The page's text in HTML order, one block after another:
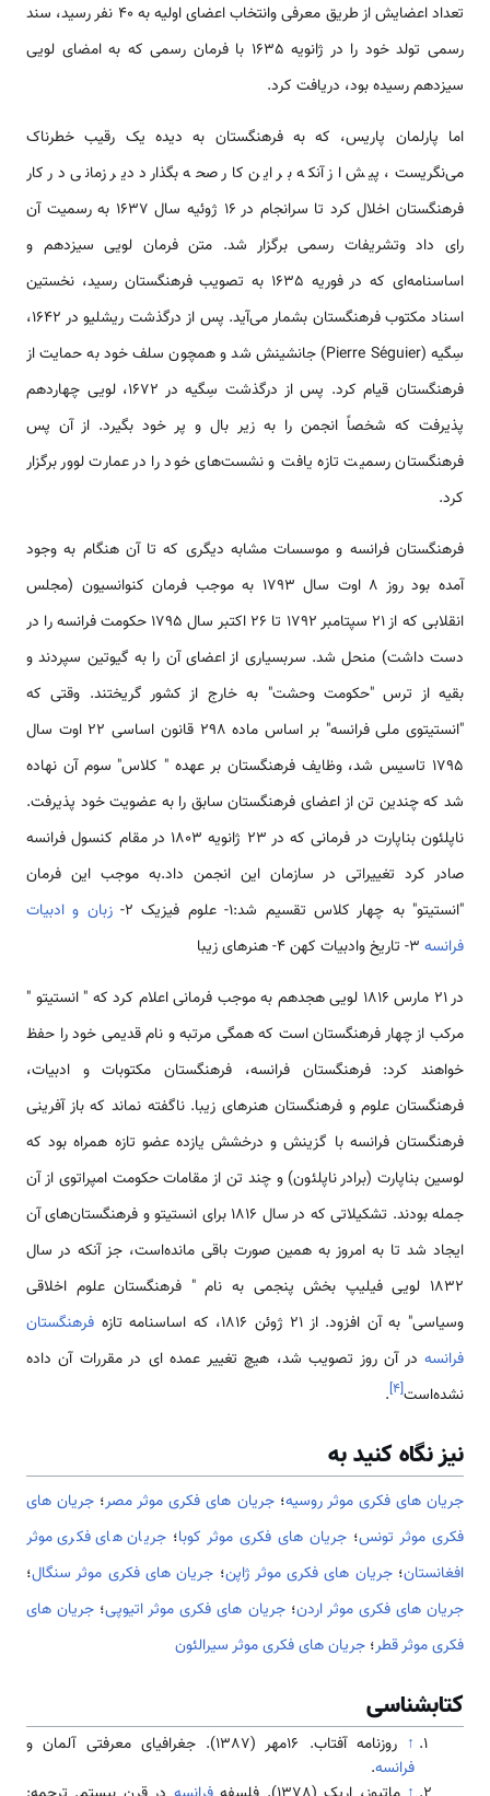
تعداد اعضایش از طریق معرفی وانتخاب اعضای اولیه به 40 نفر رسید، سند
رسمی تولد خود را در ژانویه 1635 با فرمان رسمی که به امضای لویی
سیزدهم رسیده بود، دریافت کرد.
اما پارلمان پاریس، که به فرهنگستان به دیده یک رقیب خطرناک
می‌نگریست، پیش از آنکه بر این کار صحه بگذارد دیر زمانی در کار
فرهنگستان اخلال کرد تا سرانجام در 16 ژوئیه سال 1637 به رسمیت آن
رای داد وتشریفات رسمی برگزار شد. متن فرمان لویی سیزدهم و
اساسنامه‌ای که در فوریه 1635 به تصویب فرهنگستان رسید، نخستین
اسناد مکتوب فرهنگستان بشمار می‌آید. پس از درگذشت ریشلیو در 1642،
سِگیه (Pierre Séguier) جانشینش شد و همچون سلف خود به حمایت از
فرهنگستان قیام کرد. پس از درگذشت سِگیه در 1672، لویی چهاردهم
پذیرفت که شخصاً انجمن را به زیر بال و پر خود بگیرد. از آن پس
فرهنگستان رسمیت تازه یافت و نشست‌های خود را در عمارت لوور برگزار
کرد.
فرهنگستان فرانسه و موسسات مشابه دیگری که تا آن هنگام به وجود
آمده بود روز 8 اوت سال 1793 به موجب فرمان کنوانسیون (مجلس
انقلابی که از 21 سپتامبر 1792 تا 26 اکتبر سال 1795 حکومت فرانسه را در
دست داشت) منحل شد. سربسیاری از اعضای آن را به گیوتین سپردند و
بقیه از ترس "حکومت وحشت" به خارج از کشور گریختند. وقتی که
"انستیتوی ملی فرانسه" بر اساس ماده 298 قانون اساسی 22 اوت سال
1795 تاسیس شد، وظایف فرهنگستان بر عهده " کلاس" سوم آن نهاده
شد که چندین تن از اعضای فرهنگستان سابق را به عضویت خود پذیرفت.
ناپلئون بناپارت در فرمانی که در 23 ژانویه 1803 در مقام کنسول فرانسه
صادر کرد تغییراتی در سازمان این انجمن داد.به موجب این فرمان
"انستیتو" به چهار کلاس تقسیم شد:1- علوم فیزیک 2-
زبان و ادبیات
فرانسه
در 21 مارس 1816 لویی هجدهم به موجب فرمانی اعلام کرد که " انستیتو "
مرکب از چهار فرهنگستان است که همگی مرتبه و نام قدیمی خود را حفظ
خواهند کرد: فرهنگستان فرانسه، فرهنگستان مکتوبات و ادبیات،
فرهنگستان علوم و فرهنگستان هنرهای زیبا. ناگفته نماند که باز آفرینی
فرهنگستان فرانسه با گزینش و درخشش یازده عضو تازه همراه بود که
لوسین بناپارت (برادر ناپلئون) و چند تن از مقامات حکومت امپراتوی از آن
جمله بودند. تشکیلاتی که در سال 1816 برای انستیتو و فرهنگستان‌های آن
ایجاد شد تا به امروز به همین صورت باقی مانده‌است، جز آنکه در سال
1832 لویی فیلیپ بخش پنجمی به نام " فرهنگستان علوم اخلاقی
وسیاسی" به آن افزود. از 21 ژوئن 1816، که اساسنامه تازه
فرهنگستان
فرانسه در آن روز تصویب شد، هیچ تغییر عمده ای در مقررات آن داده
نشده‌است[۴]
.
نیز نگاه کنید به
جریان های فکری موثر روسیه؛جریان های فکری موثر مصر؛ جریان های
فکری موثر تونس؛ جریان های فکری موثر کوبا؛ جریان های فکری موثر
افغانستان؛جریان های فکری موثر ژاپن؛ جریان های فکری موثر سنگال؛
جریان های فکری موثر اردن؛جریان های فکری موثر اتیوپی؛ جریان های
فکری موثر قطر؛ جریان های فکری موثر سیرالئون
کتابشناسی
↑ روزنامه آفتاب. 16مهر (1387). جغرافیای معرفتی آلمان و
فرانسه.